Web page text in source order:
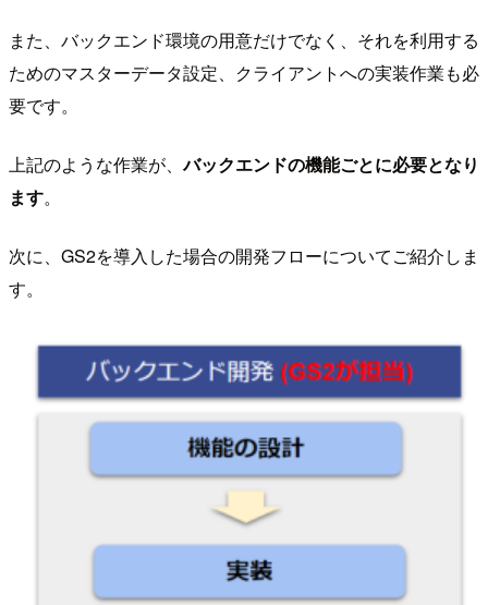
また、バックエンド環境の用意だけでなく、それを利用する
ためのマスターデータ設定、クライアントへの実装作業も必
要です。
上記のような作業が、バックエンドの機能ごとに必要となり
ます。
次に、GS2を導入した場合の開発フローについてご紹介しま
す。